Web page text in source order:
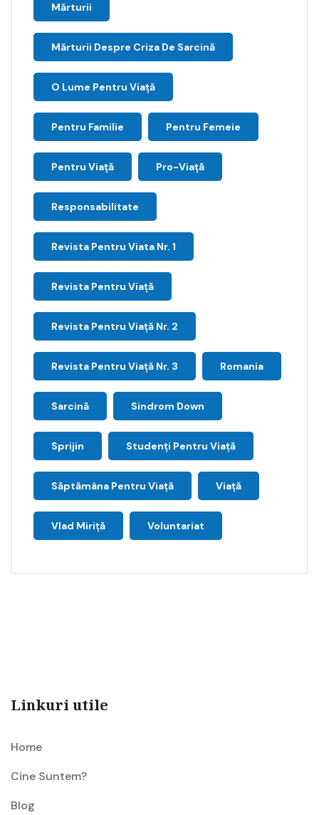
Mărturii
Mărturii Despre Criza De Sarcină
O Lume Pentru Viață
Pentru Familie Pentru Femeie
Pentru Viață Pro-Viață
Responsabilitate
Revista Pentru Viata Nr. 1
Revista Pentru Viață
Revista Pentru Viață Nr. 2
Revista Pentru Viață Nr. 3 Romania
Sarcină Sindrom Down
Sprijin Studenți Pentru Viață
Săptămâna Pentru Viaţă Viață
Vlad Miriță Voluntariat
Linkuri utile
Home
Cine Suntem?
Blog